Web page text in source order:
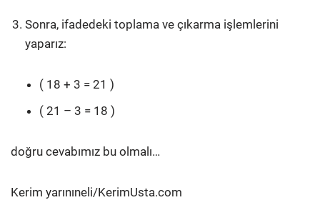
Sonra, ifadedeki toplama ve çıkarma işlemlerini
yaparız:
( 18 + 3 = 21 )
( 21 – 3 = 18 )
doğru cevabımız bu olmalı…
Kerim yarınıneli/KerimUsta.com